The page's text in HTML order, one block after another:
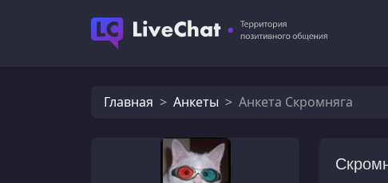
Главная Анкеты Анкета Скромняга